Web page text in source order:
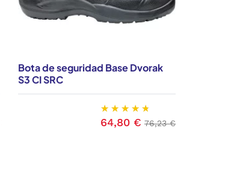
Bota de seguridad Base Dvorak
S3 CI SRC
Precio
64,80 € Precio base
76,23 €